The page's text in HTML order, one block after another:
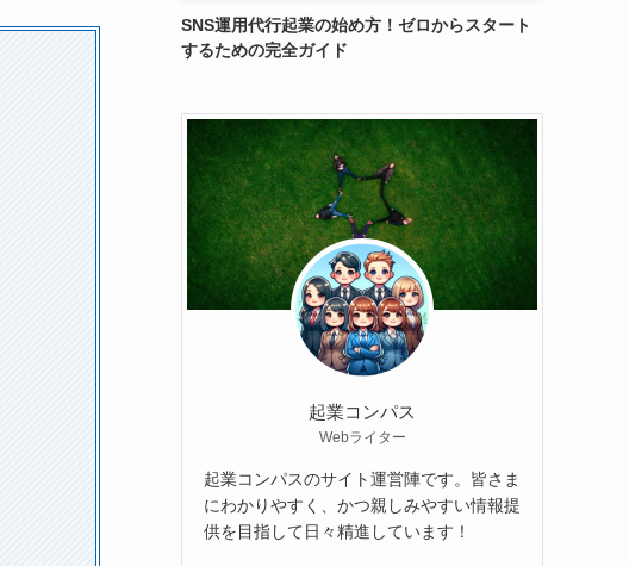
SNS運用代行起業の始め方！ゼロからスタート
するための完全ガイド
起業コンパス
Webライター
起業コンパスのサイト運営陣です。皆さま
にわかりやすく、かつ親しみやすい情報提
供を目指して日々精進しています！